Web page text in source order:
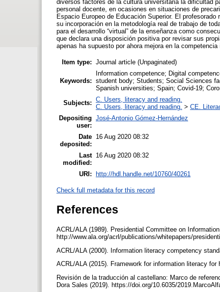
diversos factores de la cultura universitaria la dificultad
personal docente, en ocasiones en situaciones de
Espacio Europeo de Educación Superior. El
su incorporación en la metodología real de trabajo de
para el desarrollo “virtual” de la enseñanza como
que declara una disposición positiva por revisar sus
apenas ha supuesto por ahora mejora en la
Item type: Journal article (Unpaginated)
Keywords:
Information competence; Digital
student body; Students; Social Sciences
Spanish universities; Spain; Covid-19;
Subjects: C. Users, literacy and reading.
C. Users, literacy and reading. > CE.
Depositing
user:
José-Antonio Gómez-Hernández
Date
deposited:
16 Aug 2020 08:32
Last
modified:
16 Aug 2020 08:32
URI: http://hdl.handle.net/10760/40261
Check full metadata for this record
References
ACRL/ALA (1989). Presidential Committee on
http://www.ala.org/acrl/publications/whitepapers/
ACRL/ALA (2000). Information literacy competency
ACRL/ALA (2015). Framework for information literacy
Revisión de la traducción al castellano: Marco de
Dora Sales (2019). https://doi.org/10.6035/